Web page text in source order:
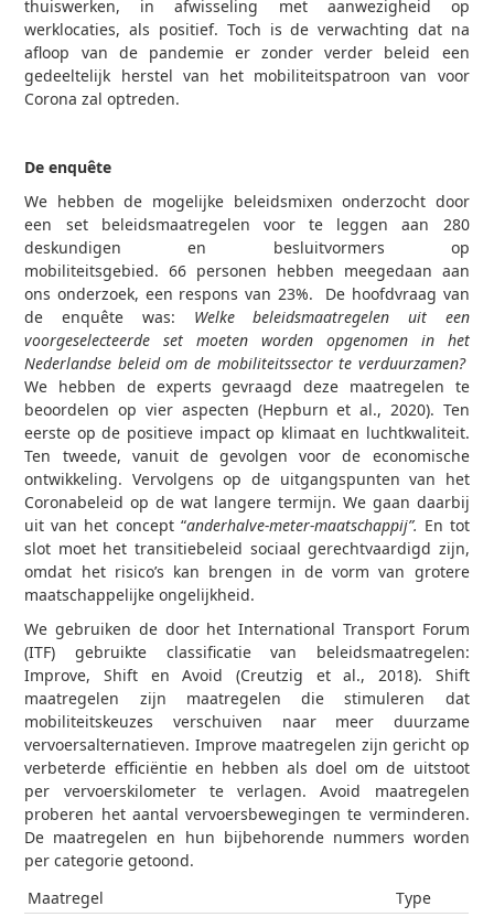
thuiswerken, in afwisseling met aanwezigheid op
werklocaties, als positief. Toch is de verwachting dat na
afloop van de pandemie er zonder verder beleid een
gedeeltelijk herstel van het mobiliteitspatroon van voor
Corona zal optreden.
De enquête
We hebben de mogelijke beleidsmixen onderzocht door
een set beleidsmaatregelen voor te leggen aan 280
deskundigen en besluitvormers op
mobiliteitsgebied. 66 personen hebben meegedaan aan
ons onderzoek, een respons van 23%. De hoofdvraag van
de enquête was: Welke beleidsmaatregelen uit een
voorgeselecteerde set moeten worden opgenomen in het
Nederlandse beleid om de mobiliteitssector te verduurzamen?
We hebben de experts gevraagd deze maatregelen te
beoordelen op vier aspecten (Hepburn et al., 2020). Ten
eerste op de positieve impact op klimaat en luchtkwaliteit.
Ten tweede, vanuit de gevolgen voor de economische
ontwikkeling. Vervolgens op de uitgangspunten van het
Coronabeleid op de wat langere termijn. We gaan daarbij
uit van het concept “anderhalve-meter-maatschappij”. En tot
slot moet het transitiebeleid sociaal gerechtvaardigd zijn,
omdat het risico’s kan brengen in de vorm van grotere
maatschappelijke ongelijkheid.
We gebruiken de door het International Transport Forum
(ITF) gebruikte classificatie van beleidsmaatregelen:
Improve, Shift en Avoid (Creutzig et al., 2018). Shift
maatregelen zijn maatregelen die stimuleren dat
mobiliteitskeuzes verschuiven naar meer duurzame
vervoersalternatieven. Improve maatregelen zijn gericht op
verbeterde efficiëntie en hebben als doel om de uitstoot
per vervoerskilometer te verlagen. Avoid maatregelen
proberen het aantal vervoersbewegingen te verminderen.
De maatregelen en hun bijbehorende nummers worden
per categorie getoond.
Maatregel
Type